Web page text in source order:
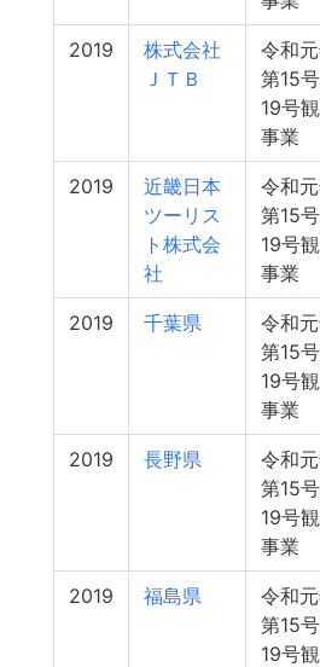
2019
株式会社
ＪＴＢ
令和
第15
19号
事業
2019
近畿日本
ツーリス
ト株式会
社
令和
第15
19号
事業
2019 千葉県
令和
第15
19号
事業
2019 長野県
令和
第15
19号
事業
2019 福島県
令和
第15
19号